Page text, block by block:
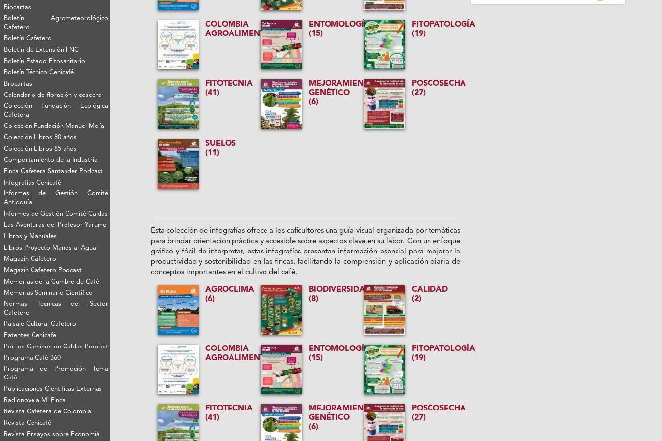
Biocartas
Boletín Agrometeorológico
Cafetero
Boletín Cafetero
Boletín de Extensión FNC
Boletín Estado Fitosanitario
Boletín Técnico Cenicafé
Brocartas
Calendario de floración y cosecha
Colección Fundación Ecológica
Cafetera
Colección Fundación Manuel Mejía
Colección Libros 80 años
Colección Libros 85 años
Comportamiento de la Industria
Finca Cafetera Santander Podcast
Infografías Cenicafé
Informes de Gestión Comité
Antioquía
Informes de Gestión Comité Caldas
Las Aventuras del Profesor Yarumo
Libros y Manuales
Libros Proyecto Manos al Agua
Magazín Cafetero
Magazín Cafetero Podcast
Memorias de la Cumbre de Café
Memorias Seminario Científico
Normas Técnicas del Sector
Cafetero
Paisaje Cultural Cafetero
Patentes Cenicafé
Por los Caminos de Caldas Podcast
Programa Café 360
Programa de Promoción Toma
Café
Publicaciones Científicas Externas
Radionovela Mi Finca
Revista Cafetera de Colombia
Revista Cenicafé
Revista Ensayos sobre Economía
COLOMBIA
AGROALIMENTARIA
ENTOMOLOGÍA
(15)
FITOPATOLOGÍA
(19)
FITOTECNIA
(41)
MEJORAMIENTO
GENÉTICO
(6)
POSCOSECHA
(27)
SUELOS
(11)
Esta colección de infografías ofrece a los caficultores una guía visual organizada por temáticas
para brindar orientación práctica y accesible sobre aspectos clave en su labor. Con un enfoque
gráfico y fácil de interpretar, estas infografías presentan información esencial para mejorar la
productividad y sostenibilidad en las fincas, facilitando la comprensión y aplicación diaria de
conceptos importantes en el cultivo del café.
AGROCLIMA
(6)
BIODIVERSIDAD
(8)
CALIDAD
(2)
COLOMBIA
AGROALIMENTARIA
ENTOMOLOGÍA
(15)
FITOPATOLOGÍA
(19)
FITOTECNIA
(41)
MEJORAMIENTO
GENÉTICO
(6)
POSCOSECHA
(27)